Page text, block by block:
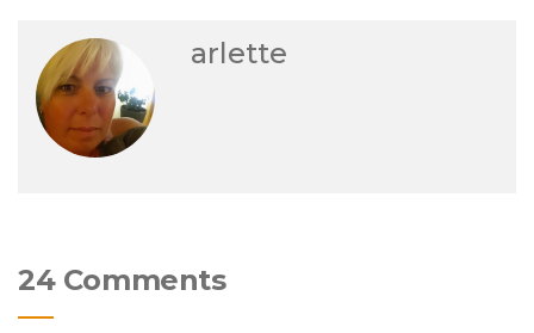
arlette
24 Comments